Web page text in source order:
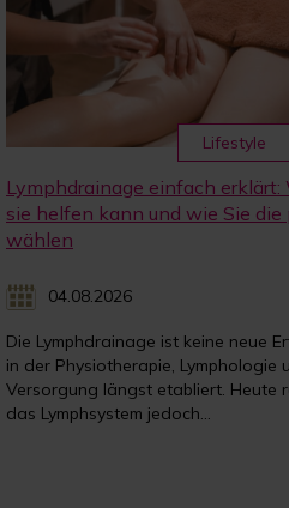
Lifestyle
Lymphdrainage einfach erklärt:
sie helfen kann und wie Sie
wählen
04.08.2026
Die Lymphdrainage ist keine neue
in der Physiotherapie, Lymphologie
Versorgung längst etabliert. Heute
das Lymphsystem jedoch...